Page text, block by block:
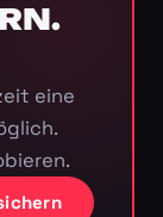
eine